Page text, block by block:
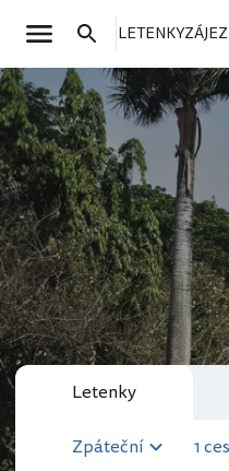
LETENKY
Letenky
Zpáteční 1